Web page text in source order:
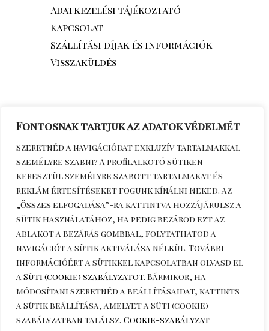
Fontosnak tartjuk az adatok védelmét
Szeretnéd a navigációdat exkluzív tartalmakkal
személyre szabni? A profilalkotó sütiken
keresztül személyre szabott tartalmakat és
reklám értesítéseket fogunk kínálni Neked. Az
„Összes elfogadása”-ra kattintva hozzájárulsz a
sütik használatához, ha pedig bezárod ezt az
ablakot a bezárás gombbal, folytathatod a
navigációt a sütik aktiválása nélkül. További
információért a sütikkel kapcsolatban olvasd el
a Süti (cookie) szabályzatot. Bármikor, ha
módosítani szeretnéd a beállításaidat, kattints
a Sütik beállítása, amelyet a Süti (cookie)
szabályzatban találsz. Cookie-szabályzat
Adatkezelési tájékoztató
Kapcsolat
Szállítási díjak és információk
Visszaküldés
Érdeklődöm telefonon+36306270964